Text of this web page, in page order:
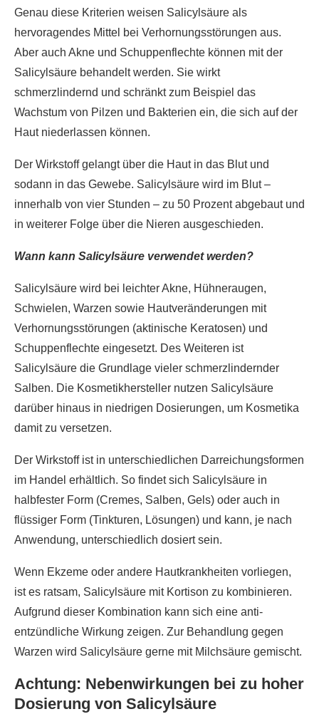
Genau diese Kriterien weisen Salicylsäure als
hervoragendes Mittel bei Verhornungsstörungen aus.
Aber auch Akne und Schuppenflechte können mit der
Salicylsäure behandelt werden. Sie wirkt
schmerzlindernd und schränkt zum Beispiel das
Wachstum von Pilzen und Bakterien ein, die sich auf der
Haut niederlassen können.
Der Wirkstoff gelangt über die Haut in das Blut und
sodann in das Gewebe. Salicylsäure wird im Blut –
innerhalb von vier Stunden – zu 50 Prozent abgebaut und
in weiterer Folge über die Nieren ausgeschieden.
Wann kann Salicylsäure verwendet werden?
Salicylsäure wird bei leichter Akne, Hühneraugen,
Schwielen, Warzen sowie Hautveränderungen mit
Verhornungsstörungen (aktinische Keratosen) und
Schuppenflechte eingesetzt. Des Weiteren ist
Salicylsäure die Grundlage vieler schmerzlindernder
Salben. Die Kosmetikhersteller nutzen Salicylsäure
darüber hinaus in niedrigen Dosierungen, um Kosmetika
damit zu versetzen.
Der Wirkstoff ist in unterschiedlichen Darreichungsformen
im Handel erhältlich. So findet sich Salicylsäure in
halbfester Form (Cremes, Salben, Gels) oder auch in
flüssiger Form (Tinkturen, Lösungen) und kann, je nach
Anwendung, unterschiedlich dosiert sein.
Wenn Ekzeme oder andere Hautkrankheiten vorliegen,
ist es ratsam, Salicylsäure mit Kortison zu kombinieren.
Aufgrund dieser Kombination kann sich eine anti-
entzündliche Wirkung zeigen. Zur Behandlung gegen
Warzen wird Salicylsäure gerne mit Milchsäure gemischt.
Achtung: Nebenwirkungen bei zu hoher
Dosierung von Salicylsäure